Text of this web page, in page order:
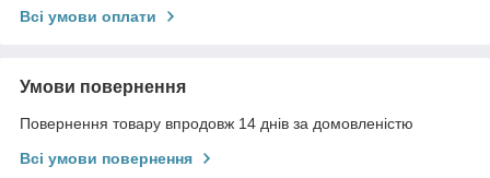
Всі умови оплати
Умови повернення
Повернення товару впродовж 14 днів за домовленістю
Всі умови повернення